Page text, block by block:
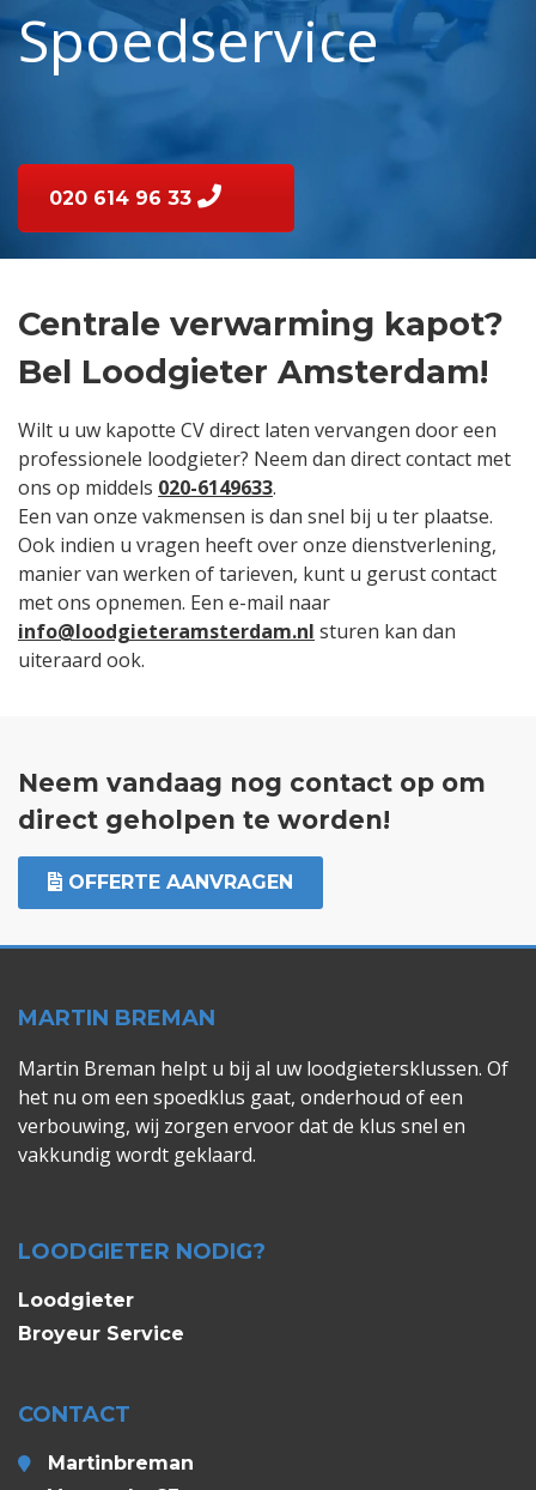
Spoedservice
020 614 96 33
Centrale verwarming kapot?
Bel Loodgieter Amsterdam!
Wilt u uw kapotte CV direct laten vervangen door een
professionele loodgieter? Neem dan direct contact met
ons op middels 020-6149633.
Een van onze vakmensen is dan snel bij u ter plaatse.
Ook indien u vragen heeft over onze dienstverlening,
manier van werken of tarieven, kunt u gerust contact
met ons opnemen. Een e-mail naar
info@loodgieteramsterdam.nl sturen kan dan
uiteraard ook.
Neem vandaag nog contact op om
direct geholpen te worden!
OFFERTE AANVRAGEN
MARTIN BREMAN
Martin Breman helpt u bij al uw loodgietersklussen. Of
het nu om een spoedklus gaat, onderhoud of een
verbouwing, wij zorgen ervoor dat de klus snel en
vakkundig wordt geklaard.
LOODGIETER NODIG?
Loodgieter
Broyeur Service
CONTACT
Martinbreman